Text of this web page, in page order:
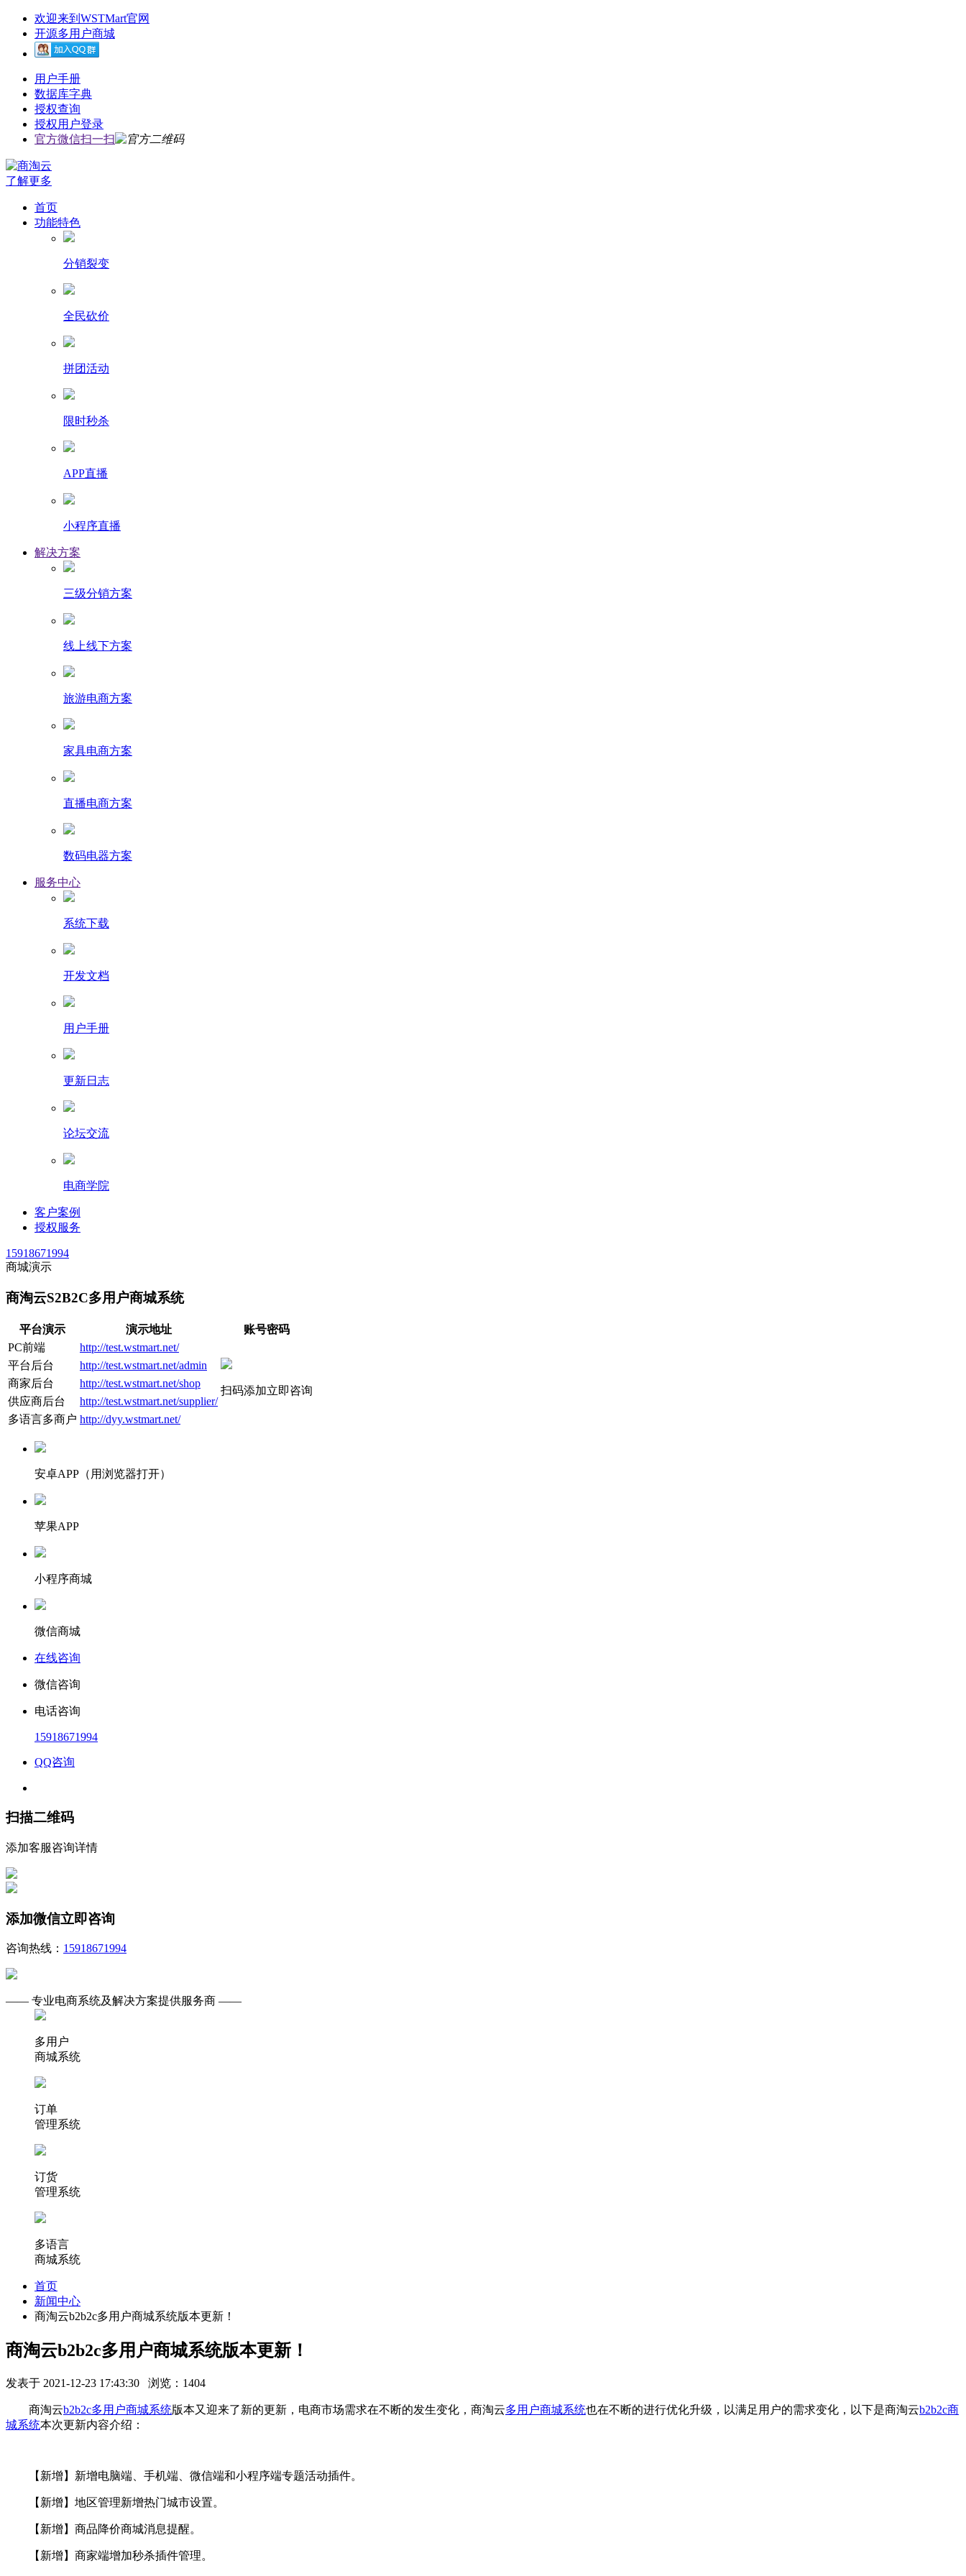
欢迎来到WSTMart官网
开源多用户商城
用户手册
数据库字典
授权查询
授权用户登录
官方微信扫一扫
了解更多
首页
功能特色
分销裂变
全民砍价
拼团活动
限时秒杀
APP直播
小程序直播
解决方案
三级分销方案
线上线下方案
旅游电商方案
家具电商方案
直播电商方案
数码电器方案
服务中心
系统下载
开发文档
用户手册
更新日志
论坛交流
电商学院
客户案例
授权服务
15918671994
商城演示
商淘云S2B2C多用户商城系统
平台演示 演示地址
账号密码
PC前端
http://test.wstmart.net/
扫码添加立即咨询
平台后台
http://test.wstmart.net/admin
商家后台
http://test.wstmart.net/shop
供应商后台
http://test.wstmart.net/supplier/
多语言多商户 http://dyy.wstmart.net/
安卓APP（用浏览器打开）
苹果APP
小程序商城
微信商城
在线咨询
微信咨询
电话咨询
15918671994
QQ咨询
扫描二维码
添加客服咨询详情
添加微信立即咨询
咨询热线： 15918671994
—— 专业电商系统及解决方案提供服务商 ——
多用户
商城系统
订单
管理系统
订货
管理系统
多语言
商城系统
首页
新闻中心
商淘云b2b2c多用户商城系统版本更新！
商淘云b2b2c多用户商城系统版本更新！
发表于 2021-12-23 17:43:30 浏览：1404
商淘云b2b2c多用户商城系统版本又迎来了新的更新，电商市场需求在不断的发生变化，商淘云多用户商城系统也在不断的进行优化升级，以满足用户的需求变化，以下是商淘云b2b2c商
城系统本次更新内容介绍：
【新增】新增电脑端、手机端、微信端和小程序端专题活动插件。
【新增】地区管理新增热门城市设置。
【新增】商品降价商城消息提醒。
【新增】商家端增加秒杀插件管理。